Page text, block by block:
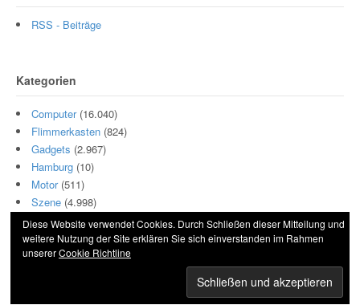
RSS - Beiträge
Kategorien
Computer(16.040)
Flimmerkasten (824)
Gadgets (2.967)
Hamburg (10)
Motor(511)
Szene (4.998)
© 2026 Hightech und Blech. All Rights Reserved.
Diese Website verwendet Cookies. Durch Schließen dieser Mitteilung und
weitere Nutzung der Site erklären Sie sich einverstanden im Rahmen
unsererCookie Richtline